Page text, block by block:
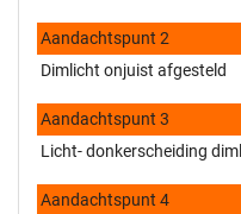
Aandachtspunt 2
Dimlicht onjuist afgesteld
Aandachtspunt 3
Licht- donkerscheiding
Aandachtspunt 4